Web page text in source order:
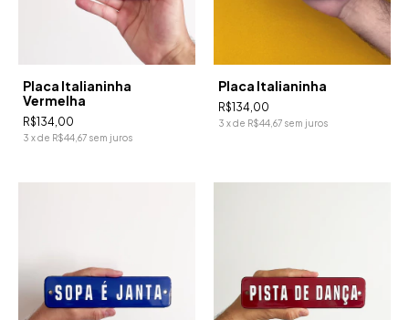
Placa Italianinha
Vermelha
R$134,00
3 xde R$44,67 sem juros
Placa Italianinha
R$134,00
3 xde R$44,67 sem juros